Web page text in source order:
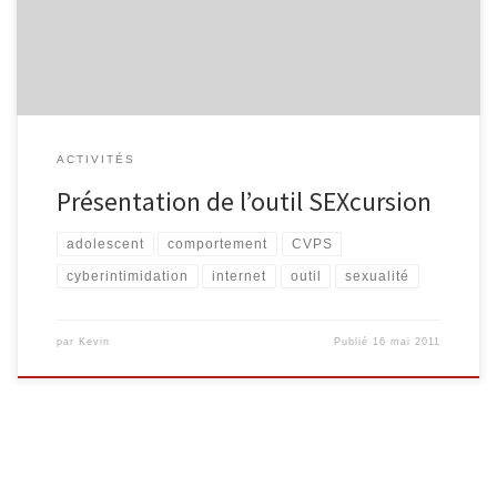
ACTIVITÉS
Présentation de l’outil SEXcursion
adolescent comportement CVPS
cyberintimidation internet outil sexualité
par Kevin Publié 16 mai 2011